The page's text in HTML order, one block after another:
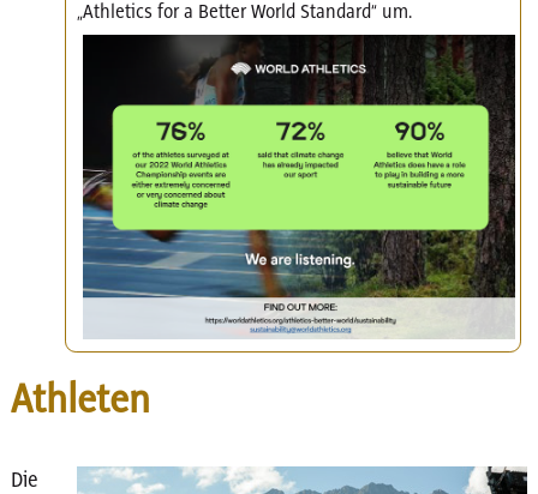
„Athletics for a Better World Standard“ um.
Athleten
Die